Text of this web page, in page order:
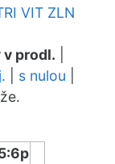
VIT ZLN
v prodl.
s nulou